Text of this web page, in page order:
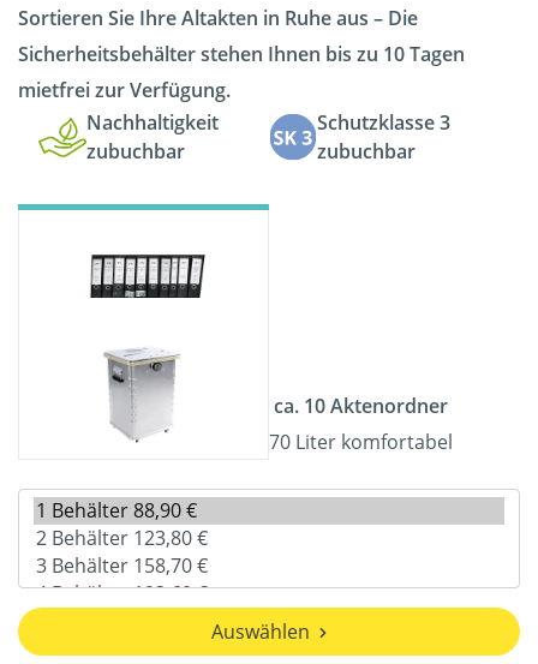
Sortieren Sie Ihre Altakten in Ruhe aus – Die
Sicherheitsbehälter stehen Ihnen bis zu 10 Tagen
mietfrei zur Verfügung.
Nachhaltigkeit
zubuchbar
Schutzklasse 3
zubuchbar
ca. 10 Aktenordner
70 Liter komfortabel
Auswählen